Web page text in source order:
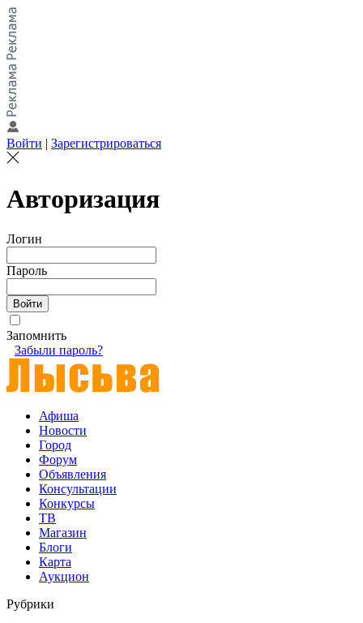
Войти | Зарегистрироваться
Авторизация
Логин
Пароль
Запомнить
Забыли пароль?
Афиша
Новости
Город
Форум
Объявления
Консультации
Конкурсы
ТВ
Магазин
Блоги
Карта
Аукцион
Рубрики